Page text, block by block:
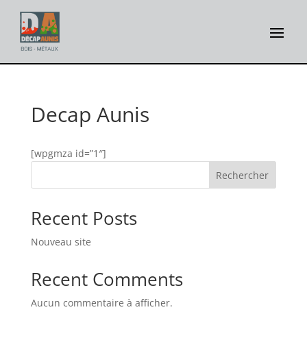
Decap Aunis
[wpgmza id=”1″]
Rechercher
Recent Posts
Nouveau site
Recent Comments
Aucun commentaire à afficher.